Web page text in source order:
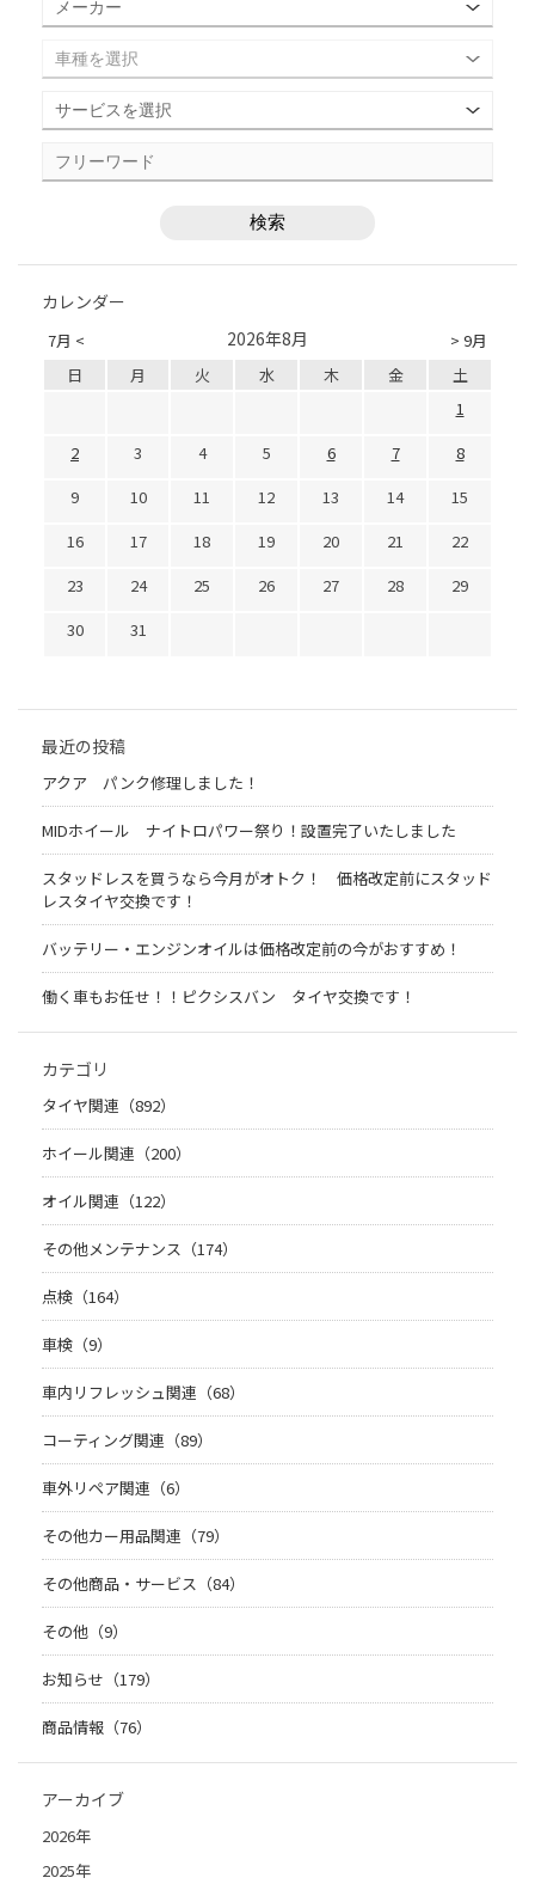
カレンダー
7月 < > 9月
2026年8月
日 月 火 水 木 金
土
1
2
3 4 5 6 7
8
9
10 11 12 13 14
15
16
17 18 19 20 21
22
23
24 25 26 27 28
29
30
31
最近の投稿
アクア パンク修理しました！
MIDホイール ナイトロパワー祭り！設置完了いたしました
スタッドレスを買うなら今月がオトク！ 価格改定前にスタッド
レスタイヤ交換です！
バッテリー・エンジンオイルは価格改定前の今がおすすめ！
働く車もお任せ！！ピクシスバン タイヤ交換です！
カテゴリ
タイヤ関連（892）
ホイール関連（200）
オイル関連（122）
その他メンテナンス（174）
点検（164）
車検（9）
車内リフレッシュ関連（68）
コーティング関連（89）
車外リペア関連（6）
その他カー用品関連（79）
その他商品・サービス（84）
その他（9）
お知らせ（179）
商品情報（76）
アーカイブ
2026年
2025年